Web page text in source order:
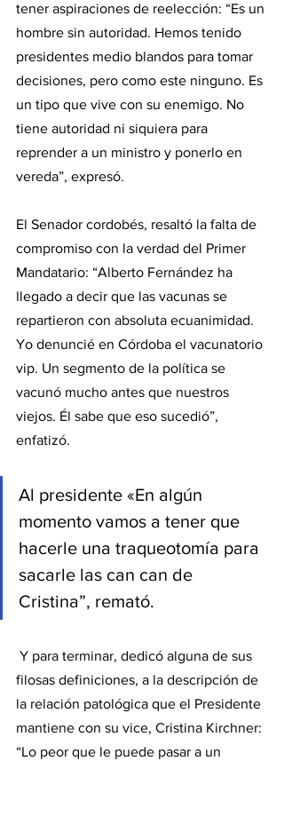
tener aspiraciones de reelección: “Es un
hombre sin autoridad. Hemos tenido
presidentes medio blandos para tomar
decisiones, pero como este ninguno. Es
un tipo que vive con su enemigo. No
tiene autoridad ni siquiera para
reprender a un ministro y ponerlo en
vereda”, expresó.
El Senador cordobés, resaltó la falta de
compromiso con la verdad del Primer
Mandatario: “Alberto Fernández ha
llegado a decir que las vacunas se
repartieron con absoluta ecuanimidad.
Yo denuncié en Córdoba el vacunatorio
vip. Un segmento de la política se
vacunó mucho antes que nuestros
viejos. Él sabe que eso sucedió”,
enfatizó.
Al presidente «En algún
momento vamos a tener que
hacerle una traqueotomía para
sacarle las can can de
Cristina”, remató.
filosas definiciones, a la descripción de
la relación patológica que el Presidente
mantiene con su vice, Cristina Kirchner:
“Lo peor que le puede pasar a un